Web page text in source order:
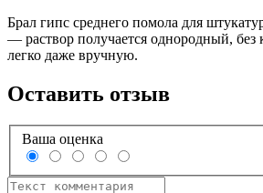
Брал гипс среднего помола для
— раствор получается однородный, без
легко даже вручную.
Оставить отзыв
Ваша оценка